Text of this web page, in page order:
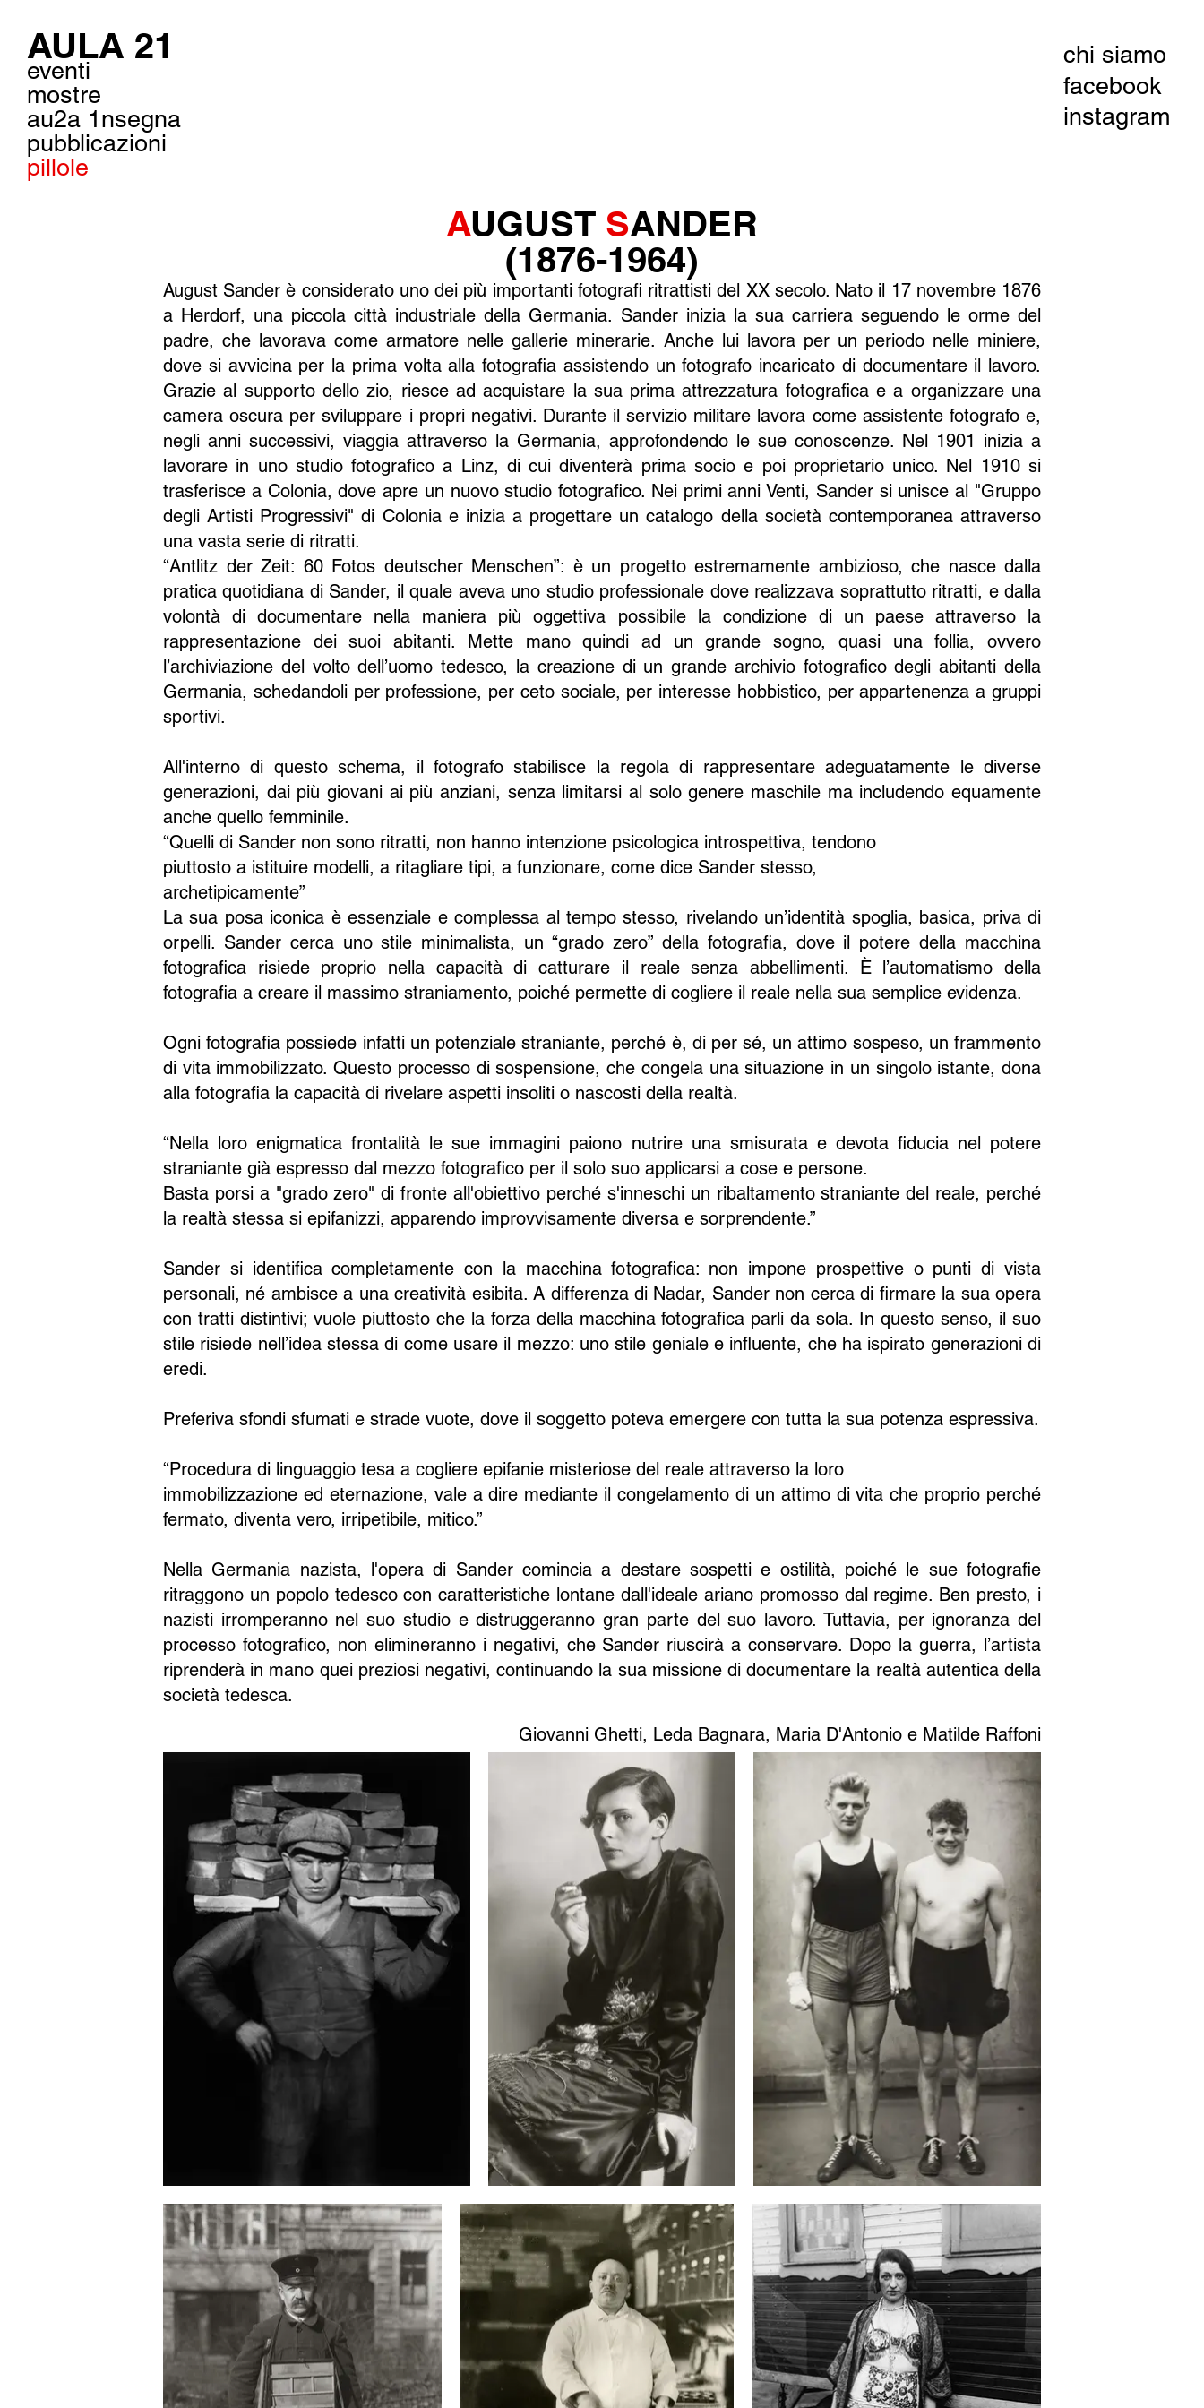
AULA 21
eventi
mostre
au2a 1nsegna
pubblicazioni
pillole
chi siamo
facebook
instagram
AUGUSTSANDER
(1876-1964)
August Sander è considerato uno dei più importanti fotografi ritrattisti del XX secolo. Nato il 17 novembre 1876
a Herdorf, una piccola città industriale della Germania. Sander inizia la sua carriera seguendo le orme del
padre, che lavorava come armatore nelle gallerie minerarie. Anche lui lavora per un periodo nelle miniere,
dove si avvicina per la prima volta alla fotografia assistendo un fotografo incaricato di documentare il lavoro.
Grazie al supporto dello zio, riesce ad acquistare la sua prima attrezzatura fotografica e a organizzare una
camera oscura per sviluppare i propri negativi. Durante il servizio militare lavora come assistente fotografo e,
negli anni successivi, viaggia attraverso la Germania, approfondendo le sue conoscenze. Nel 1901 inizia a
lavorare in uno studio fotografico a Linz, di cui diventerà prima socio e poi proprietario unico. Nel 1910 si
trasferisce a Colonia, dove apre un nuovo studio fotografico. Nei primi anni Venti, Sander si unisce al "Gruppo
degli Artisti Progressivi" di Colonia e inizia a progettare un catalogo della società contemporanea attraverso
una vasta serie di ritratti.
“Antlitz der Zeit: 60 Fotos deutscher Menschen”: è un progetto estremamente ambizioso, che nasce dalla
pratica quotidiana di Sander, il quale aveva uno studio professionale dove realizzava soprattutto ritratti, e dalla
volontà di documentare nella maniera più oggettiva possibile la condizione di un paese attraverso la
rappresentazione dei suoi abitanti. Mette mano quindi ad un grande sogno, quasi una follia, ovvero
l’archiviazione del volto dell’uomo tedesco, la creazione di un grande archivio fotografico degli abitanti della
Germania, schedandoli per professione, per ceto sociale, per interesse hobbistico, per appartenenza a gruppi
sportivi.
All'interno di questo schema, il fotografo stabilisce la regola di rappresentare adeguatamente le diverse
generazioni, dai più giovani ai più anziani, senza limitarsi al solo genere maschile ma includendo equamente
anche quello femminile.
“Quelli di Sander non sono ritratti, non hanno intenzione psicologica introspettiva, tendono
piuttosto a istituire modelli, a ritagliare tipi, a funzionare, come dice Sander stesso,
archetipicamente”
La sua posa iconica è essenziale e complessa al tempo stesso, rivelando un’identità spoglia, basica, priva di
orpelli. Sander cerca uno stile minimalista, un “grado zero” della fotografia, dove il potere della macchina
fotografica risiede proprio nella capacità di catturare il reale senza abbellimenti. È l’automatismo della
fotografia a creare il massimo straniamento, poiché permette di cogliere il reale nella sua semplice evidenza.
Ogni fotografia possiede infatti un potenziale straniante, perché è, di per sé, un attimo sospeso, un frammento
di vita immobilizzato. Questo processo di sospensione, che congela una situazione in un singolo istante, dona
alla fotografia la capacità di rivelare aspetti insoliti o nascosti della realtà.
“Nella loro enigmatica frontalità le sue immagini paiono nutrire una smisurata e devota fiducia nel potere
straniante già espresso dal mezzo fotografico per il solo suo applicarsi a cose e persone.
Basta porsi a "grado zero" di fronte all'obiettivo perché s'inneschi un ribaltamento straniante del reale, perché
la realtà stessa si epifanizzi, apparendo improvvisamente diversa e sorprendente.”
Sander si identifica completamente con la macchina fotografica: non impone prospettive o punti di vista
personali, né ambisce a una creatività esibita. A differenza di Nadar, Sander non cerca di firmare la sua opera
con tratti distintivi; vuole piuttosto che la forza della macchina fotografica parli da sola. In questo senso, il suo
stile risiede nell’idea stessa di come usare il mezzo: uno stile geniale e influente, che ha ispirato generazioni di
eredi.
Preferiva sfondi sfumati e strade vuote, dove il soggetto poteva emergere con tutta la sua potenza espressiva.
“Procedura di linguaggio tesa a cogliere epifanie misteriose del reale attraverso la loro
immobilizzazione ed eternazione, vale a dire mediante il congelamento di un attimo di vita che proprio perché
fermato, diventa vero, irripetibile, mitico.”
Nella Germania nazista, l'opera di Sander comincia a destare sospetti e ostilità, poiché le sue fotografie
ritraggono un popolo tedesco con caratteristiche lontane dall'ideale ariano promosso dal regime. Ben presto, i
nazisti irromperanno nel suo studio e distruggeranno gran parte del suo lavoro. Tuttavia, per ignoranza del
processo fotografico, non elimineranno i negativi, che Sander riuscirà a conservare. Dopo la guerra, l’artista
riprenderà in mano quei preziosi negativi, continuando la sua missione di documentare la realtà autentica della
società tedesca.
Giovanni Ghetti, Leda Bagnara, Maria D'Antonio e Matilde Raffoni